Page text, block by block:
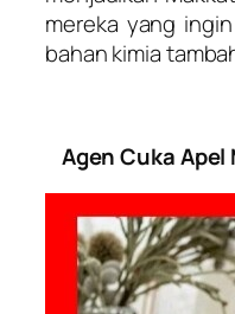
mereka yang
bahan kimia
Agen Cuka